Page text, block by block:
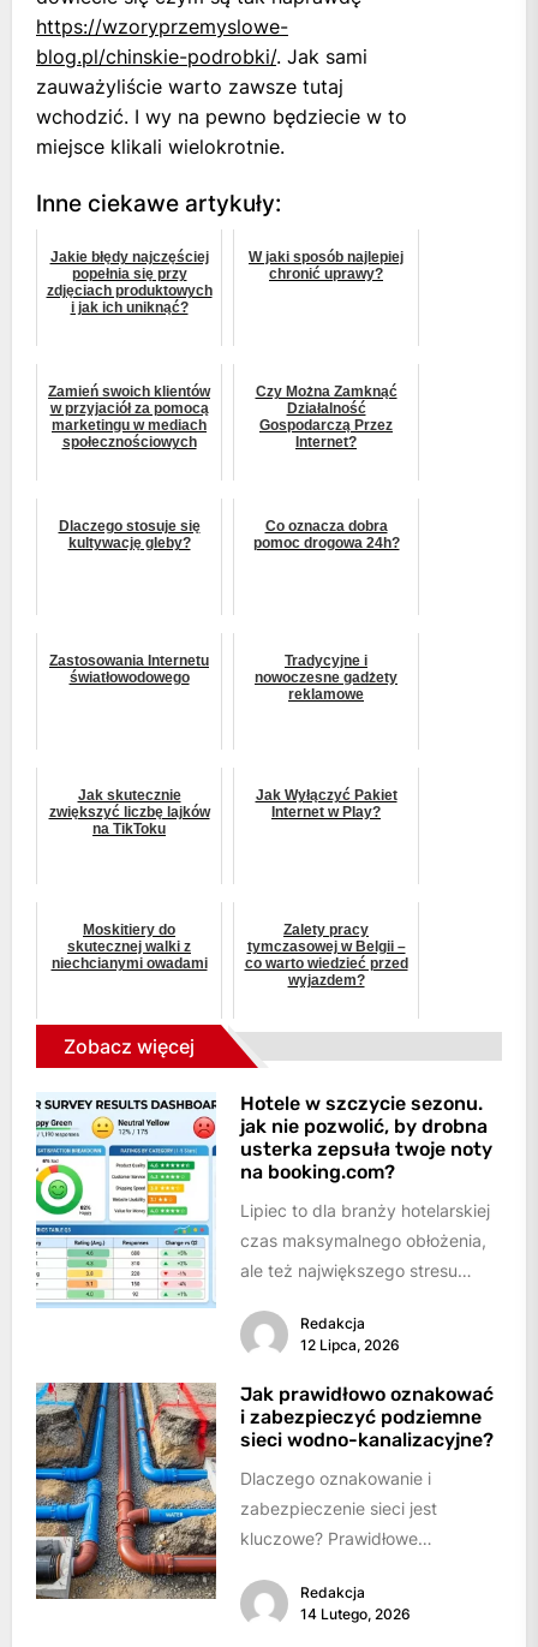
https://wzoryprzemyslowe-
blog.pl/chinskie-podrobki/. Jak sami
zauważyliście warto zawsze tutaj
wchodzić. I wy na pewno będziecie w to
miejsce klikali wielokrotnie.
Inne ciekawe artykuły:
Jakie błędy najczęściej
popełnia się przy
zdjęciach produktowych
i jak ich uniknąć?
W jaki sposób najlepiej
chronić uprawy?
Zamień swoich klientów
w przyjaciół za pomocą
marketingu w mediach
społecznościowych
Czy Można Zamknąć
Działalność
Gospodarczą Przez
Internet?
Dlaczego stosuje się
kultywację gleby?
Co oznacza dobra
pomoc drogowa 24h?
Zastosowania Internetu
światłowodowego
Tradycyjne i
nowoczesne gadżety
reklamowe
Jak skutecznie
zwiększyć liczbę lajków
na TikToku
Jak Wyłączyć Pakiet
Internet w Play?
Moskitiery do
skutecznej walki z
niechcianymi owadami
Zalety pracy
tymczasowej w Belgii –
co warto wiedzieć przed
wyjazdem?
Zobacz więcej
Hotele w szczycie sezonu.
jak nie pozwolić, by drobna
usterka zepsuła twoje noty
na booking.com?
Lipiec to dla branży hotelarskiej
czas maksymalnego obłożenia,
ale też największego stresu
w szwach, a personel dwoi...
Redakcja
12 Lipca, 2026
Jak prawidłowo oznakować
i zabezpieczyć podziemne
sieci wodno-kanalizacyjne?
Dlaczego oznakowanie i
zabezpieczenie sieci jest
kluczowe? Prawidłowe
podziemnych sieci wodno-
kanalizacyjnych polega na
Redakcja
14 Lutego, 2026